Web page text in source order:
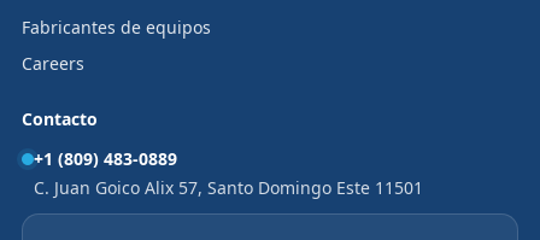
Fabricantes de equipos
Careers
Contacto
+1 (809) 483-0889
C. Juan Goico Alix 57, Santo Domingo Este 11501